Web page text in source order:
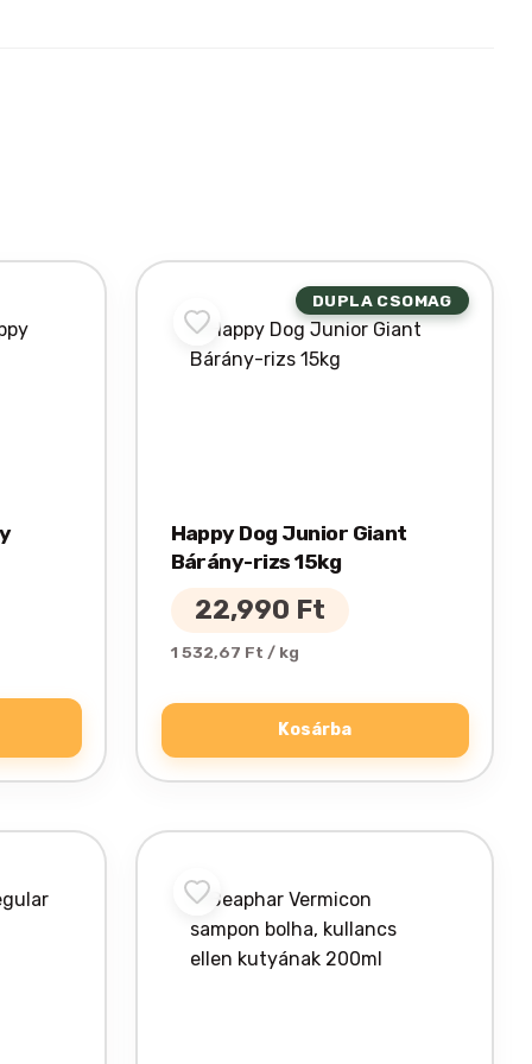
DUPLA CSOMAG
Happy Dog Junior Giant
Bárány-rizs 15kg
22,990 Ft
1 532,67 Ft / kg
Kosárba